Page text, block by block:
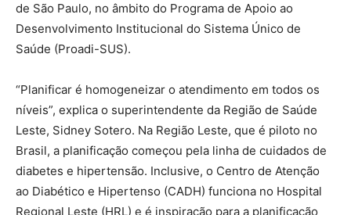
de São Paulo, no âmbito do Programa de Apoio ao
Desenvolvimento Institucional do Sistema Único de
Saúde (Proadi-SUS).
“Planificar é homogeneizar o atendimento em todos os
níveis”, explica o superintendente da Região de Saúde
Leste, Sidney Sotero. Na Região Leste, que é piloto no
Brasil, a planificação começou pela linha de cuidados de
diabetes e hipertensão. Inclusive, o Centro de Atenção
ao Diabético e Hipertenso (CADH) funciona no Hospital
Regional Leste (HRL) e é inspiração para a planificação